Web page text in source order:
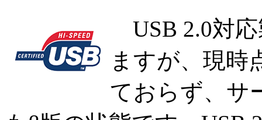
USB 2.0対
ますが、現時
ておらず、サ